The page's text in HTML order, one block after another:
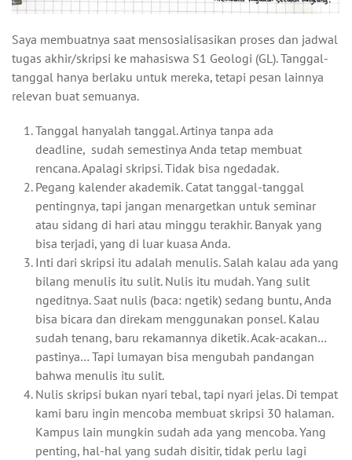
Saya membuatnya saat mensosialisasikan proses dan jadwal
tugas akhir/skripsi ke mahasiswa S1 Geologi (GL). Tanggal-
tanggal hanya berlaku untuk mereka, tetapi pesan lainnya
relevan buat semuanya.
Tanggal hanyalah tanggal. Artinya tanpa ada
deadline, sudah semestinya Anda tetap membuat
rencana. Apalagi skripsi. Tidak bisa ngedadak.
Pegang kalender akademik. Catat tanggal-tanggal
pentingnya, tapi jangan menargetkan untuk seminar
atau sidang di hari atau minggu terakhir. Banyak yang
bisa terjadi, yang di luar kuasa Anda.
Inti dari skripsi itu adalah menulis. Salah kalau ada yang
bilang menulis itu sulit. Nulis itu mudah. Yang sulit
ngeditnya. Saat nulis (baca: ngetik) sedang buntu, Anda
bisa bicara dan direkam menggunakan ponsel. Kalau
sudah tenang, baru rekamannya diketik. Acak-acakan…
pastinya… Tapi lumayan bisa mengubah pandangan
bahwa menulis itu sulit.
Nulis skripsi bukan nyari tebal, tapi nyari jelas. Di tempat
kami baru ingin mencoba membuat skripsi 30 halaman.
Kampus lain mungkin sudah ada yang mencoba. Yang
penting, hal-hal yang sudah disitir, tidak perlu lagi